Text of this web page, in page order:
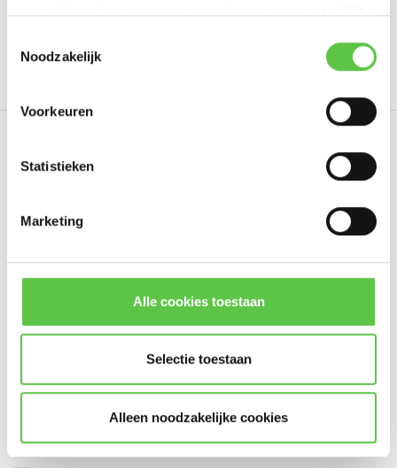
Noodzakelijk
Voorkeuren
Statistieken
Marketing
Alle cookies toestaan
Selectie toestaan
Alleen noodzakelijke cookies
Tags
3465542 LIC-MS425-32-
Cisco Meraki MS425-32
Abonneer
* Lees hier de wettelijke beperkingen